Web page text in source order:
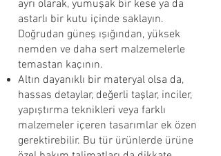
ayrı olarak, yumuşak bir kese ya da
astarlı bir kutu içinde saklayın.
Doğrudan güneş ışığından, yüksek
nemden ve daha sert malzemelerle
temastan kaçının.
Altın dayanıklı bir materyal olsa da,
hassas detaylar, değerli taşlar, inciler,
yapıştırma teknikleri veya farklı
malzemeler içeren tasarımlar ek özen
gerektirebilir. Bu tür ürünlerde ürüne